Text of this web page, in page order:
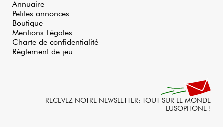
Annuaire
Petites annonces
Boutique
Mentions Légales
Charte de confidentialité
Règlement de jeu
RECEVEZ NOTRE NEWSLETTER: TOUT SUR LE MONDE
LUSOPHONE !